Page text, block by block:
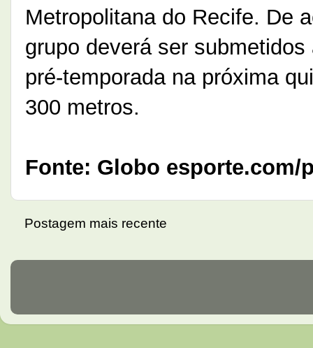
Metropolitana do Recife. De
grupo deverá ser
pré-temporada na próxima
300 metros.
Fonte: Globo esporte.com/
Postagem mais recente